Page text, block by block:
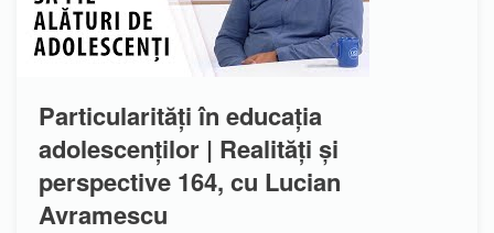
Particularități în educația
adolescenților | Realități și
perspective 164, cu Lucian
Avramescu